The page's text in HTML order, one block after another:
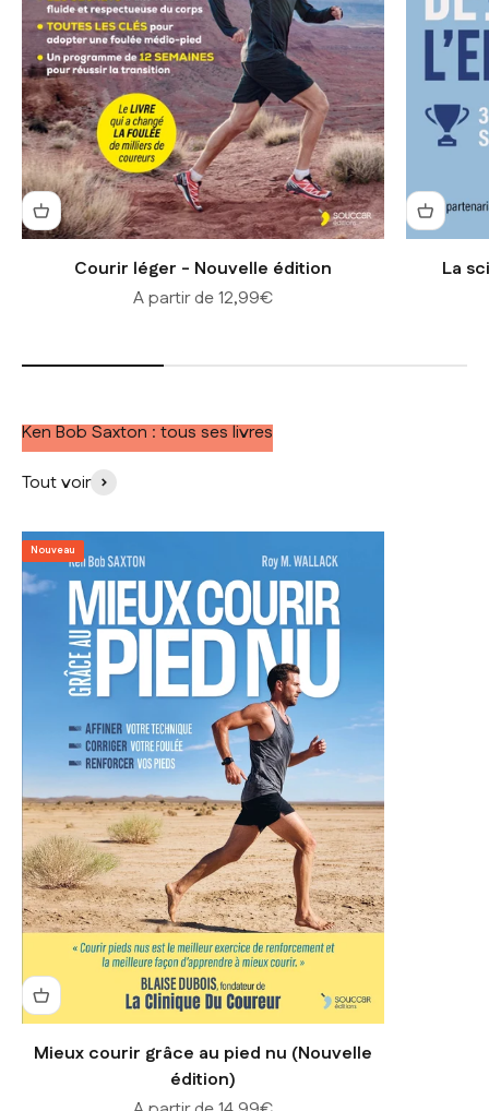
Courir léger - Nouvelle édition
Prix de vente
A partir de 12,99€
La
Ken Bob Saxton : tous ses livres
Tout voir
Nouveau
Mieux courir grâce au pied nu (Nouvelle
édition)